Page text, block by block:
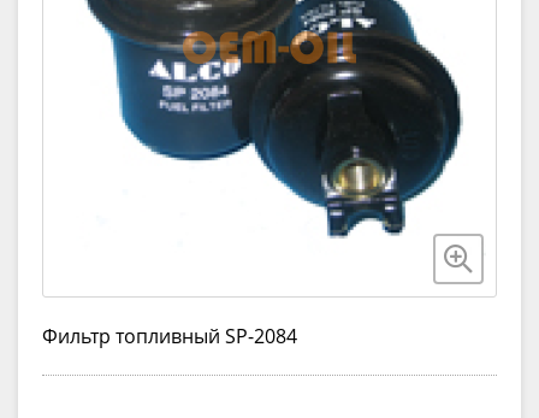
Фильтр топливный SP-2084